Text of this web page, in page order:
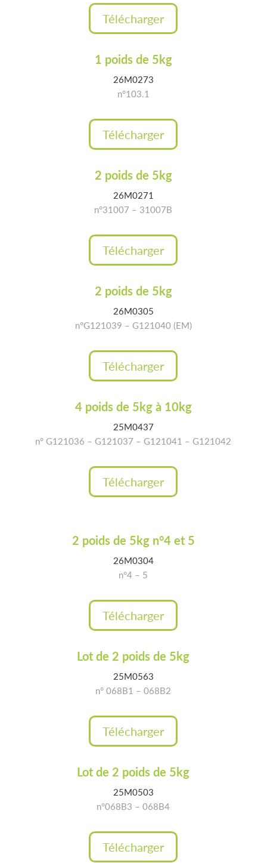
Télécharger
1 poids de 5kg
26M0273
n°103.1
Télécharger
2 poids de 5kg
26M0271
n°31007 – 31007B
Télécharger
2 poids de 5kg
26M0305
n°G121039 – G121040 (EM)
Télécharger
4 poids de 5kg à 10kg
25M0437
n° G121036 – G121037 – G121041 – G121042
Télécharger
2 poids de 5kg n°4 et 5
26M0304
n°4 – 5
Télécharger
Lot de 2 poids de 5kg
25M0563
n° 068B1 – 068B2
Télécharger
Lot de 2 poids de 5kg
25M0503
n°068B3 – 068B4
Télécharger